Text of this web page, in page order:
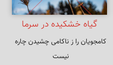
گیاه خشکیده در سرما
کامجویان را ز ناکامی چشیدن چاره